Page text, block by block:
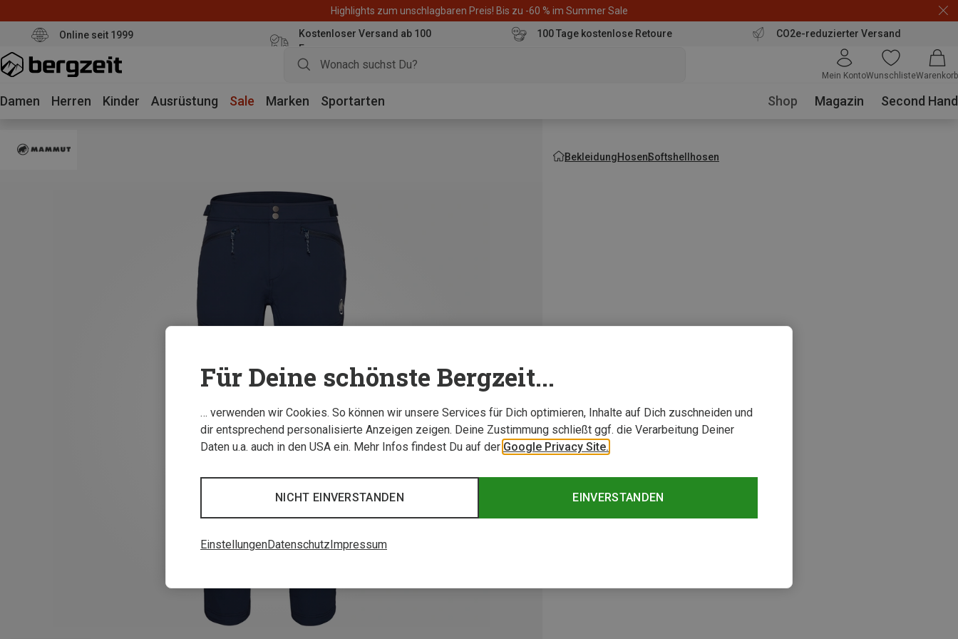
Highlights zum unschlagbaren Preis! Bis zu -60 % im Summer Sale
Online seit 1999
Kostenloser Versand ab 100
Euro
100 Tage kostenlose Retoure CO2e-reduzierter Versand
Mein KontoWunschlisteWarenkorb
Damen Herren Kinder Ausrüstung Sale Marken Sportarten Shop Magazin Second Hand
BekleidungHosenSoftshellhosen
Für Deine schönste Bergzeit...
… verwenden wir Cookies. So können wir unsere Services für Dich optimieren, Inhalte auf Dich zuschneiden und
dir entsprechend personalisierte Anzeigen zeigen. Deine Zustimmung schließt ggf. die Verarbeitung Deiner
Daten u.a. auch in den USA ein. Mehr Infos findest Du auf der Google Privacy Site.
EINVERSTANDEN
NICHT EINVERSTANDEN
EinstellungenDatenschutz Impressum